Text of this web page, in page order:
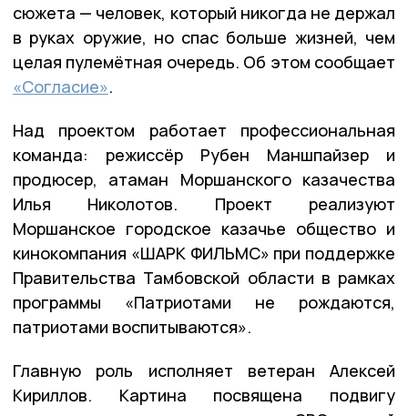
сюжета — человек, который никогда не держал
в руках оружие, но спас больше жизней, чем
целая пулемётная очередь. Об этом сообщает
«Согласие».
Над проектом работает профессиональная
команда: режиссёр Рубен Маншпайзер и
продюсер, атаман Моршанского казачества
Илья Николотов. Проект реализуют
Моршанское городское казачье общество и
кинокомпания «ШАРК ФИЛЬМС» при поддержке
Правительства Тамбовской области в рамках
программы «Патриотами не рождаются,
патриотами воспитываются».
Главную роль исполняет ветеран Алексей
Кириллов. Картина посвящена подвигу